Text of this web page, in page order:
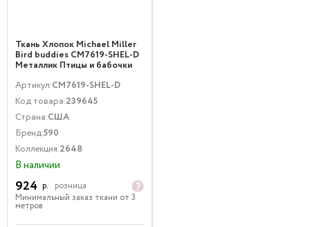
Ткань Хлопок Michael Miller
Bird buddies CM7619-SHEL-D
Металлик Птицы и бабочки
Артикул:CM7619-SHEL-D
Код товара:239645
Страна:США
Бренд:590
Коллекция:2648
В наличии
924 р.
розница
Минимальный заказ ткани от 3
метров